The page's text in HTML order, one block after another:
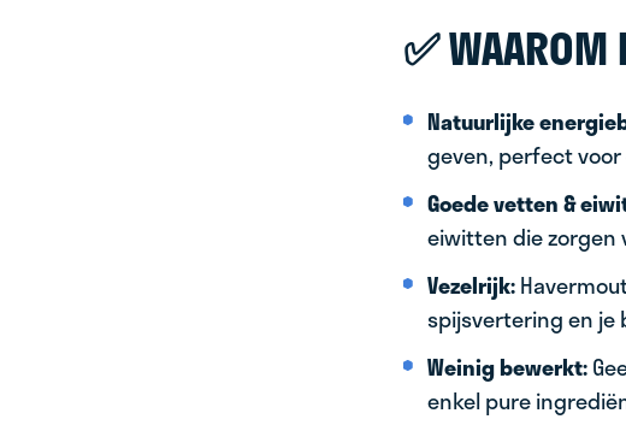
✅ WAAROM
Natuurlijke
geven, perfect
Goede vetten &
eiwitten die zorgen
Vezelrijk:
spijsvertering en je
Weinig bewerkt:
enkel pure